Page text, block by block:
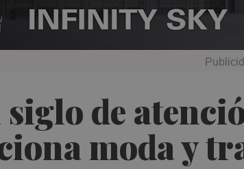
siglo de
moda y